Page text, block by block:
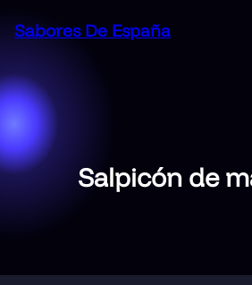
Sabores De España
Salpicón de